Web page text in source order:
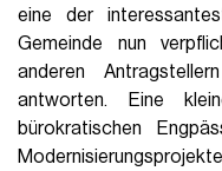
eine der
Gemeinde nun
anderen
antworten. Eine
bürokratischen